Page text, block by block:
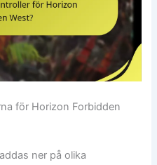
för Horizon Forbidden
ner på olika